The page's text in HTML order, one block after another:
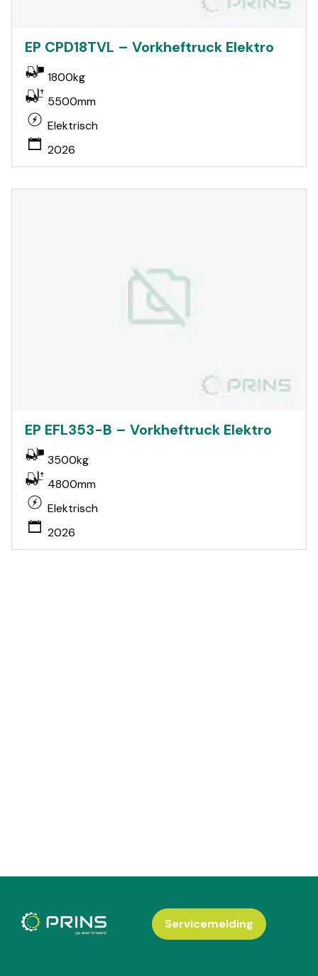
EP CPD18TVL – Vorkheftruck Elektro
1800kg
5500mm
Elektrisch
2026
EP EFL353-B – Vorkheftruck Elektro
3500kg
4800mm
Elektrisch
2026
Servicemelding